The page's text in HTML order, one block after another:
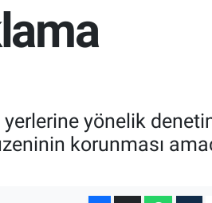
yönelik
korunması